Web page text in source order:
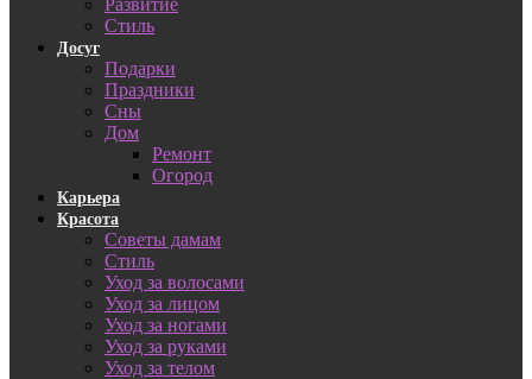
Развитие
Стиль
Досуг
Подарки
Праздники
Сны
Дом
Ремонт
Огород
Карьера
Красота
Советы дамам
Стиль
Уход за волосами
Уход за лицом
Уход за ногами
Уход за руками
Уход за телом